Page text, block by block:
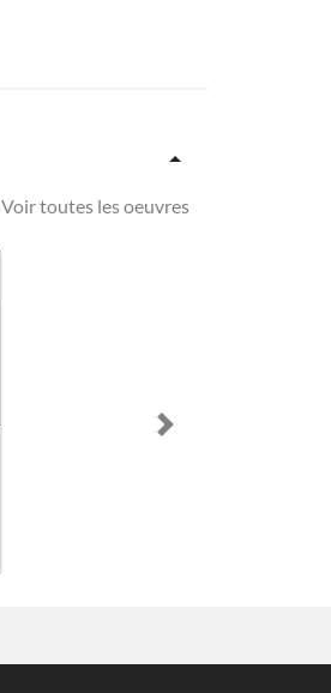
Voir toutes les oeuvres
Next slide